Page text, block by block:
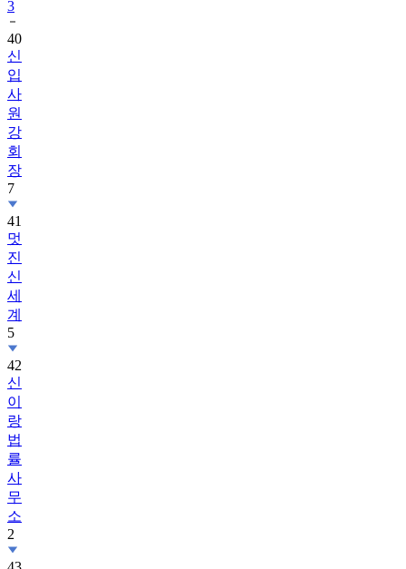
3
40
신
입
사
원
강
회
장
7
41
멋
진
신
세
계
5
42
신
이
랑
법
률
사
무
소
2